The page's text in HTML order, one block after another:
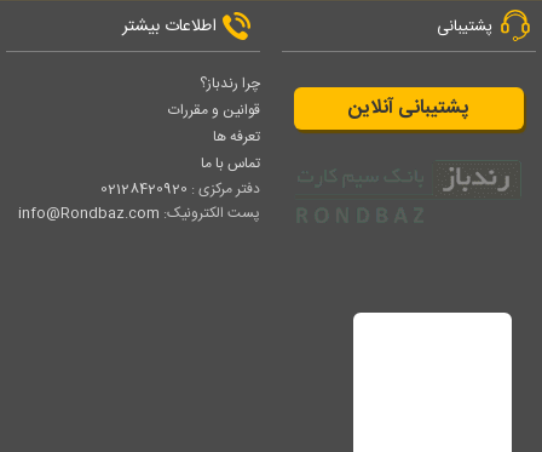
پشتیبانی
پشتیبانی آنلاین
اطلاعات بیشتر
چرا رندباز؟
قوانین و مقررات
تعرفه ها
تماس با ما
دفتر مرکزی : 02128420920
پست الکترونیک: info@Rondbaz.com